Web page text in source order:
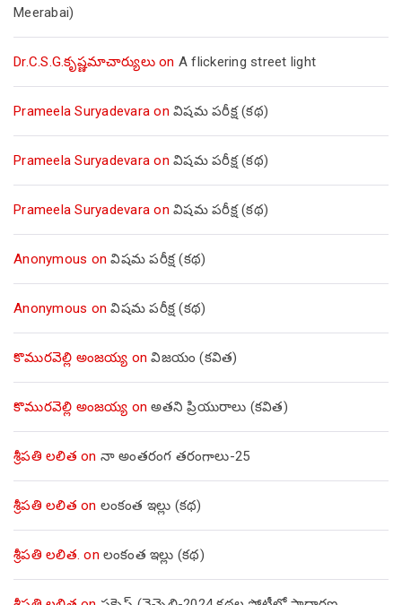
Meerabai)
Dr.C.S.G.కృష్ణమాచార్యులుon A flickering street light
Prameela Suryadevara on విషమ పరీక్ష (క‌థ‌)
Prameela Suryadevara on విషమ పరీక్ష (క‌థ‌)
Prameela Suryadevara on విషమ పరీక్ష (క‌థ‌)
Anonymous onవిషమ పరీక్ష (క‌థ‌)
Anonymous onవిషమ పరీక్ష (క‌థ‌)
కొమురవెల్లి అంజయ్య onవిజయం (కవిత)
కొమురవెల్లి అంజయ్య onఅతని ప్రియురాలు (కవిత)
శ్రీపతి లలిత on నా అంతరంగ తరంగాలు-25
శ్రీపతి లలిత on లంకంత ఇల్లు (కథ)
శ్రీపతి లలిత. on లంకంత ఇల్లు (కథ)